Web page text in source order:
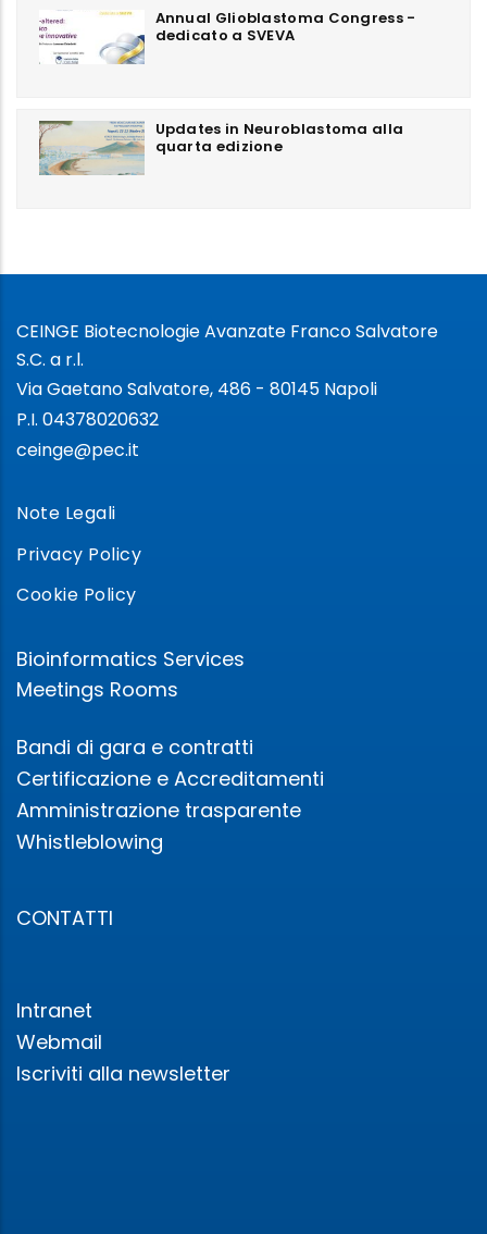
Annual Glioblastoma Congress -
dedicato a SVEVA
Updates in Neuroblastoma alla
quarta edizione
CEINGE Biotecnologie Avanzate Franco Salvatore
S.C. a r.l.
Via Gaetano Salvatore, 486 - 80145 Napoli
P.I. 04378020632
ceinge@pec.it
Note Legali
Privacy Policy
Cookie Policy
Bioinformatics Services
Meetings Rooms
Bandi di gara e contratti
Certificazione e Accreditamenti
Amministrazione trasparente
Whistleblowing
CONTATTI
Intranet
Webmail
Iscriviti alla newsletter